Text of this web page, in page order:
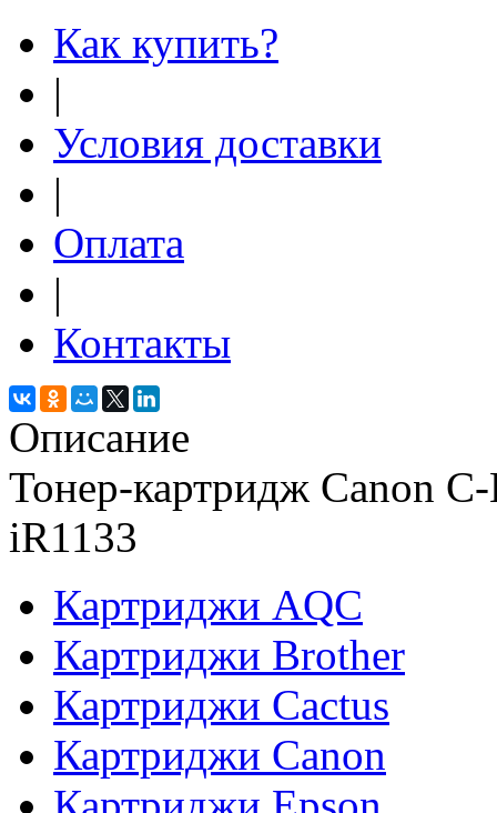
Как купить?
|
Условия доставки
|
Оплата
|
Контакты
Описание
Тонер-картридж Canon
iR1133
Картриджи AQC
Картриджи Brother
Картриджи Cactus
Картриджи Canon